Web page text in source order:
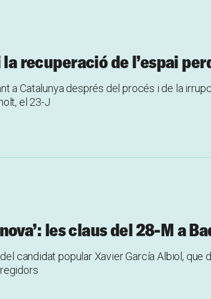
recuperació de l’espai
a Catalunya després del procés i de la
el 23-J
les claus del 28-M a
candidat popular Xavier García Albiol, que